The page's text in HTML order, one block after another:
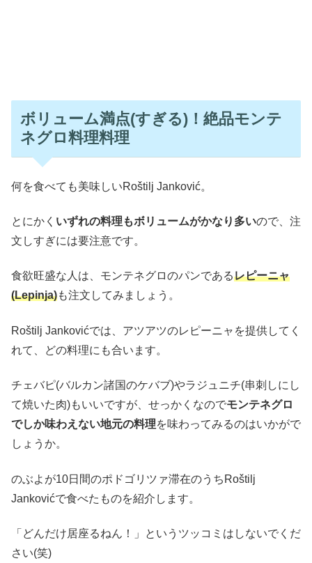
ボリューム満点(すぎる)！絶品モンテ
ネグロ料理料理
何を食べても美味しいRoštilj Janković。
とにかく いずれの料理もボリュームがかなり多いので、注
文しすぎには要注意です。
食欲旺盛な人は、モンテネグロのパンであるレピーニャ
(Lepinja)も注文してみましょう。
Roštilj Jankovićでは、アツアツのレピーニャを提供してく
れて、どの料理にも合います。
チェバピ(バルカン諸国のケバブ)やラジュニチ(串刺しにし
て焼いた肉)もいいですが、せっかくなのでモンテネグロ
でしか味わえない地元の料理を味わってみるのはいかがで
しょうか。
のぶよが10日間のポドゴリツァ滞在のうちRoštilj
Jankovićで食べたものを紹介します。
「どんだけ居座るねん！」というツッコミはしないでくだ
さい(笑)